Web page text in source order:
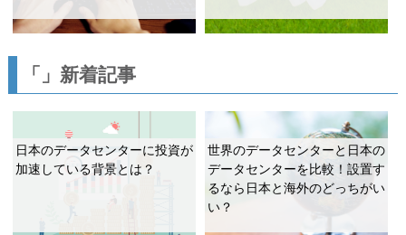
「」新着記事
日本のデータセンターに投資が
加速している背景とは？
世界のデータセンターと日本の
データセンターを比較！設置す
るなら日本と海外のどっちがい
い？